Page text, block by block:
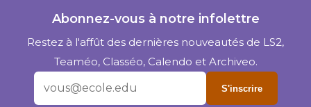
Abonnez-vous à notre infolettre
Restez à l'affût des dernières nouveautés de LS2,
Teaméo, Classéo, Calendo et Archiveo.
S'inscrire